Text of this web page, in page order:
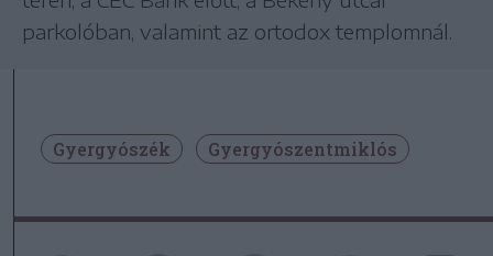
parkolóban, valamint az ortodox templomnál.
Gyergyószék Gyergyószentmiklós